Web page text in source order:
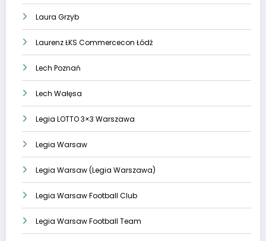
Laura Grzyb
Laurenz ŁKS Commercecon Łódź
Lech Poznań
Lech Wałęsa
Legia LOTTO 3×3 Warszawa
Legia Warsaw
Legia Warsaw (Legia Warszawa)
Legia Warsaw Football Club
Legia Warsaw Football Team